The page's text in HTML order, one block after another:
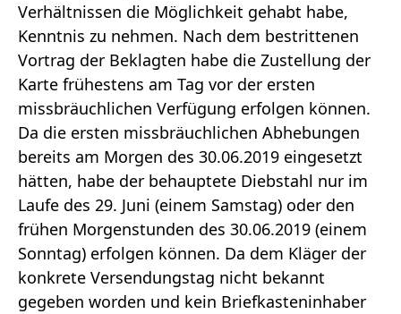
Verhältnissen die Möglichkeit gehabt habe,
Kenntnis zu nehmen. Nach dem bestrittenen
Vortrag der Beklagten habe die Zustellung der
Karte frühestens am Tag vor der ersten
missbräuchlichen Verfügung erfolgen können.
Da die ersten missbräuchlichen Abhebungen
bereits am Morgen des 30.06.2019 eingesetzt
hätten, habe der behauptete Diebstahl nur im
Laufe des 29. Juni (einem Samstag) oder den
frühen Morgenstunden des 30.06.2019 (einem
Sonntag) erfolgen können. Da dem Kläger der
konkrete Versendungstag nicht bekannt
gegeben worden und kein Briefkasteninhaber